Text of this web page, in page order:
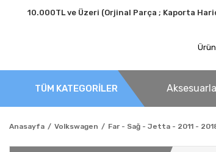
10.000TL ve Üzeri (Orjinal Parça ; Kaporta
TÜM KATEGORİLER
Anasayfa Volkswagen Far - Sağ - Jetta - 2011 -